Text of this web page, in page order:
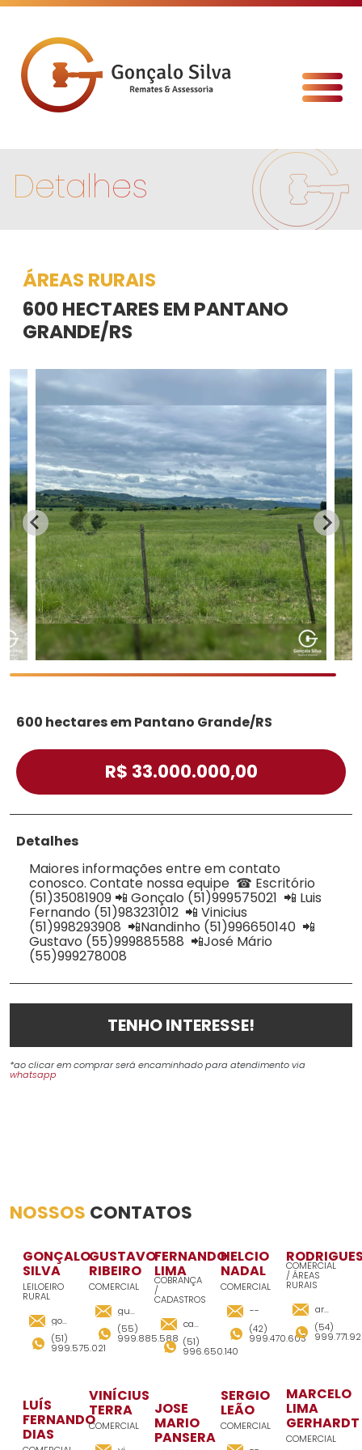
Detalhes
ÁREAS RURAIS
600 HECTARES EM PANTANO
GRANDE/RS
600 hectares em Pantano Grande/RS
R$ 33.000.000,00
Detalhes
Maiores informações entre em contato
conosco. Contate nossa equipe ☎ Escritório
(51)35081909 📲 Gonçalo (51)999575021 📲 Luis
Fernando (51)983231012 📲 Vinicius
(51)998293908 📲Nandinho (51)996650140 📲
Gustavo (55)999885588 📲José Mário
(55)999278008
TENHO INTERESSE!
*ao clicar em comprar será encaminhado para atendimento via
whatsapp
NOSSOS CONTATOS
GONÇALO
SILVA
LEILOEIRO
RURAL
goncalo@gsremates.com.br
(51)
999.575.021
LUÍS
FERNANDO
DIAS
GUSTAVO
RIBEIRO
COMERCIAL
gustavo@gsremates.com.br
(55)
999.885.588
VINÍCIUS
TERRA
COMERCIAL
FERNANDO
LIMA
COBRANÇA
/
CADASTROS
cadastro@gsremates.com.br
(51)
996.650.140
JOSE
MARIO
PANSERA
HELCIO
NADAL
COMERCIAL
--
(42)
999.470.603
SERGIO
LEÃO
COMERCIAL
COMERCIAL
/ ÁREAS
RURAIS
(54)
MARCELO
LIMA
GERHARDT
COMERCIAL